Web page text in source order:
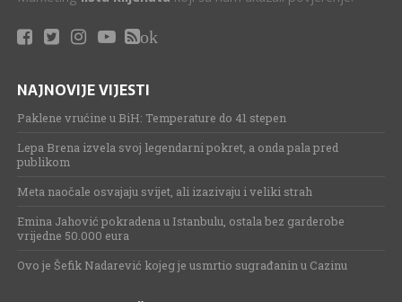
ok
NAJNOVIJE VIJESTI
Paklene vrućine u BiH: Temperature do 41 stepen
Lepa Brena izvela svoj legendarni pokret, a onda pala pred
publikom
Meta naočale osvajaju svijet, ali izazivaju i veliki strah
Emina Jahović pokradena u Istanbulu, ostala bez garderobe
vrijedne 50.000 eura
Ovo je Šefik Nadarević kojeg je usmrtio sugrađanin u Cazinu